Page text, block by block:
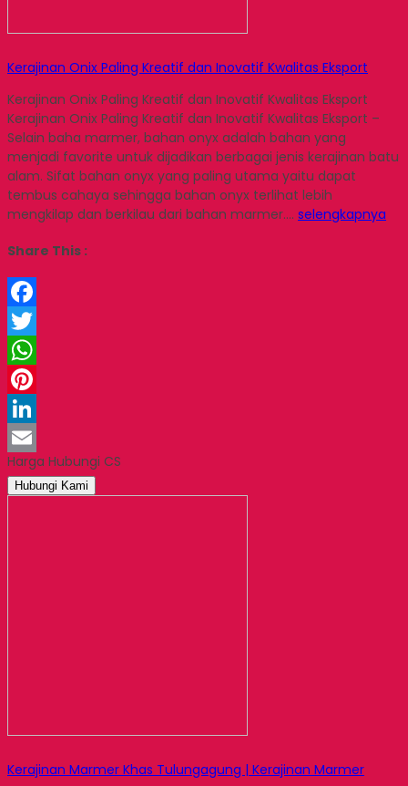
Kerajinan Onix Paling Kreatif dan Inovatif Kwalitas Eksport
Kerajinan Onix Paling Kreatif dan Inovatif Kwalitas Eksport
Kerajinan Onix Paling Kreatif dan Inovatif Kwalitas Eksport –
Selain baha marmer, bahan onyx adalah bahan yang
menjadi favorite untuk dijadikan berbagai jenis kerajinan batu
alam. Sifat bahan onyx yang paling utama yaitu dapat
tembus cahaya sehingga bahan onyx terlihat lebih
mengkilap dan berkilau dari bahan marmer…. selengkapnya
Share This :
Facebook
Twitter
WhatsApp
Pinterest
LinkedIn
Email
Harga Hubungi CS
Hubungi Kami
Kerajinan Marmer Khas Tulungagung | Kerajinan Marmer